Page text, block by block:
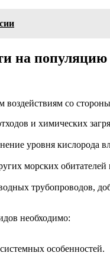
на популяцию
со
и химических
уровня кислорода
морских
трубопроводов,
необходимо:
особенностей.